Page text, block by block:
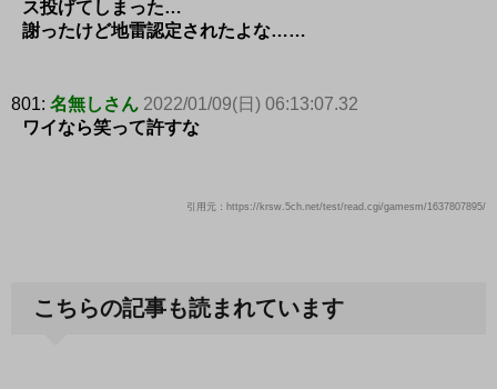
ス投げてしまった…
謝ったけど地雷認定されたよな……
801: 名無しさん 2022/01/09(日) 06:13:07.32
ワイなら笑って許すな
引用元：https://krsw.5ch.net/test/read.cgi/gamesm/1637807895/
こちらの記事も読まれています